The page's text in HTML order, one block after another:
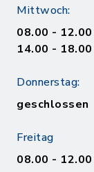
Mittwoch:
08.00 -
14.00 -
Donnerstag:
geschlossen
Freitag
08.00 -